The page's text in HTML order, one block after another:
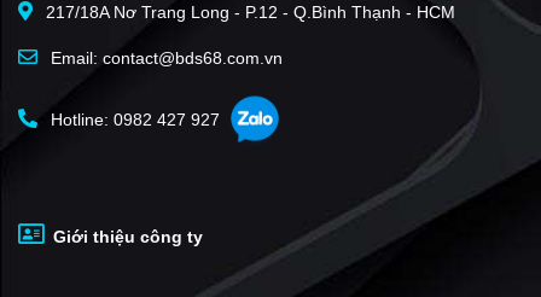
217/18A Nơ Trang Long - P.12 - Q.Bình Thạnh - HCM
Email: contact@bds68.com.vn
Hotline: 0982 427 927
Giới thiệu công ty